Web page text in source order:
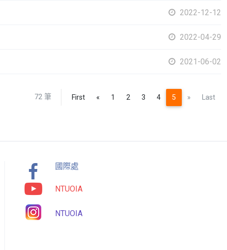
2022-12-12
2022-04-29
2021-06-02
72 筆 First «Previous
1 2 3 4 5 »NextLast
國際處
NTUOIA
NTUOIA